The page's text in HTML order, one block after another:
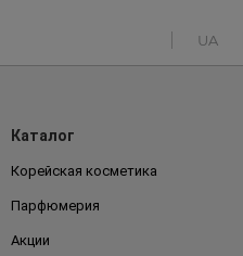
UA
Каталог
Корейская косметика
Парфюмерия
Акции